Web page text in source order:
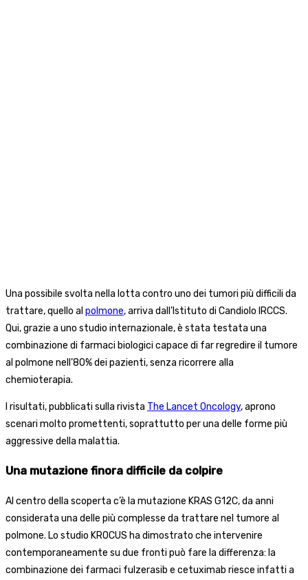
Una possibile svolta nella lotta contro uno dei tumori più difficili da
trattare, quello al polmone, arriva dall’Istituto di Candiolo IRCCS.
Qui, grazie a uno studio internazionale, è stata testata una
combinazione di farmaci biologici capace di far regredire il tumore
al polmone nell’80% dei pazienti, senza ricorrere alla
chemioterapia.
I risultati, pubblicati sulla rivista The Lancet Oncology, aprono
scenari molto promettenti, soprattutto per una delle forme più
aggressive della malattia.
Una mutazione finora difficile da colpire
Al centro della scoperta c’è la mutazione KRAS G12C, da anni
considerata una delle più complesse da trattare nel tumore al
polmone. Lo studio KROCUS ha dimostrato che intervenire
contemporaneamente su due fronti può fare la differenza: la
combinazione dei farmaci fulzerasib e cetuximab riesce infatti a